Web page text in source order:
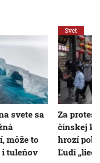
svete sa
môže to
tuleňov
Svet
Za
čínskej
hrozí
Ľudí